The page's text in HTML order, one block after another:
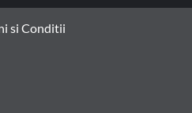
si Conditii